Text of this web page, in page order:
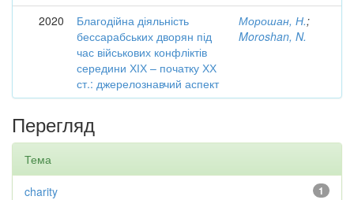
2020
Благодійна діяльність
бессарабських дворян під
час військових конфліктів
середини ХІХ – початку ХХ
ст.: джерелознавчий аспект
Морошан, Н.;
Moroshan, N.
Перегляд
Тема
1
charity